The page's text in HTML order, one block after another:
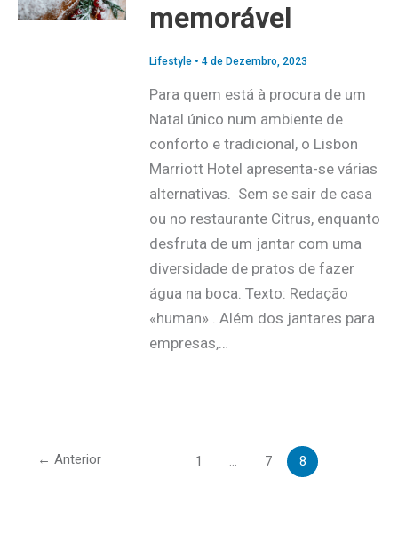
memorável
Lifestyle• 4 de Dezembro, 2023
Para quem está à procura de um
Natal único num ambiente de
conforto e tradicional, o Lisbon
Marriott Hotel apresenta-se várias
alternativas. Sem se sair de casa
ou no restaurante Citrus, enquanto
desfruta de um jantar com uma
diversidade de pratos de fazer
água na boca. Texto: Redação
«human» . Além dos jantares para
empresas,…
← Anterior 1 … 7 8